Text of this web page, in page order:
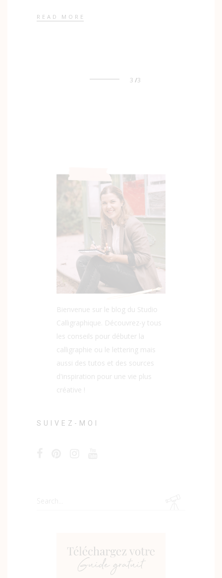
READ MORE
3 3
Bienvenue sur le blog du Studio
Calligraphique. Découvrez-y tous
les conseils pour débuter la
calligraphie ou le lettering mais
aussi des tutos et des sources
d'inspiration pour une vie plus
créative !
SUIVEZ-MOI
Search